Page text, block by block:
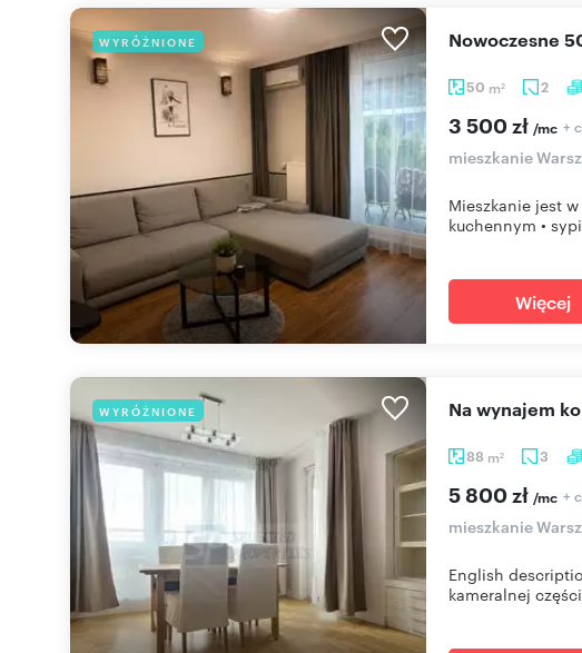
WYRÓŻNIONE
50 m2 2
Nowoczesne
3 500 zł /mc +
mieszkanie
Mieszkanie jest
kuchennym •
Więcej
WYRÓŻNIONE
88 m2 3
Na wynajem
5 800 zł /mc +
mieszkanie
English
kameralnej